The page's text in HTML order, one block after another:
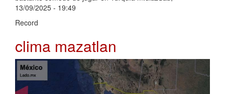
13/09/2025 - 19:49
Record
clima mazatlan